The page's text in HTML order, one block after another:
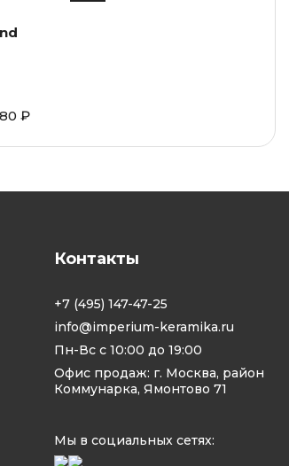
₽
Контакты
+7 (495) 147-47-25
info@imperium-keramika.ru
Пн-Вс с 10:00 до 19:00
Офис продаж: г. Москва, район
Коммунарка, Ямонтово 71
Мы в социальных сетях: